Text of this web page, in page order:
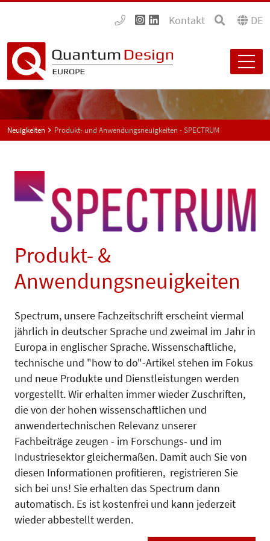
Kontakt DE
Neuigkeiten Produkt- und Anwendungsneuigkeiten - SPECTRUM
Produkt- &
Anwendungsneuigkeiten
Spectrum, unsere Fachzeitschrift erscheint viermal
jährlich in deutscher Sprache und zweimal im Jahr in
Europa in englischer Sprache. Wissenschaftliche,
technische und "how to do"-Artikel stehen im Fokus
und neue Produkte und Dienstleistungen werden
vorgestellt. Wir erhalten immer wieder Zuschriften,
die von der hohen wissenschaftlichen und
anwendertechnischen Relevanz unserer
Fachbeiträge zeugen - im Forschungs- und im
Industriesektor gleichermaßen. Damit auch Sie von
diesen Informationen profitieren, registrieren Sie
sich bei uns! Sie erhalten das Spectrum dann
automatisch. Es ist kostenfrei und kann jederzeit
wieder abbestellt werden.